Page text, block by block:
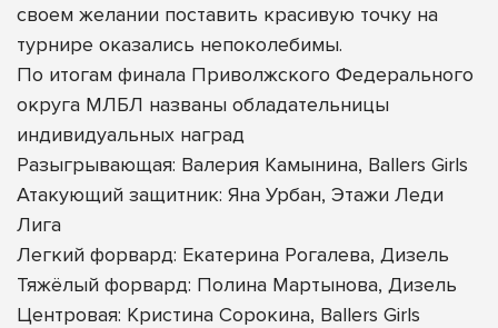
своем желании поставить красивую точку на
турнире оказались непоколебимы.
По итогам финала Приволжского Федерального
округа МЛБЛ названы обладательницы
индивидуальных наград
Разыгрывающая: Валерия Камынина, Ballers Girls
Атакующий защитник: Яна Урбан, Этажи Леди
Лига
Легкий форвард: Екатерина Рогалева, Дизель
Тяжёлый форвард: Полина Мартынова, Дизель
Центровая: Кристина Сорокина, Ballers Girls